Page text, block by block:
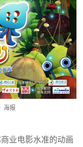
海报
业电影水准的动画